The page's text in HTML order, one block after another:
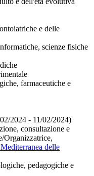
e delle
scienze fisiche
farmaceutiche e
2024 - 11/02/2024)
consultazione e
Organizzatrice,
delle
pedagogiche e